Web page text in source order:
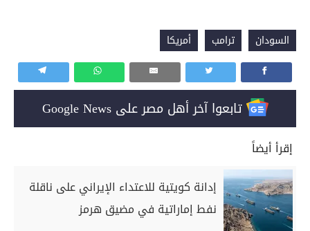
السودان ترامب أمريكا
تابعوا آخر أهل مصر على Google News
إقرأ أيضاً
إدانة كويتية للاعتداء الإيراني على ناقلة
نفط إماراتية في مضيق هرمز